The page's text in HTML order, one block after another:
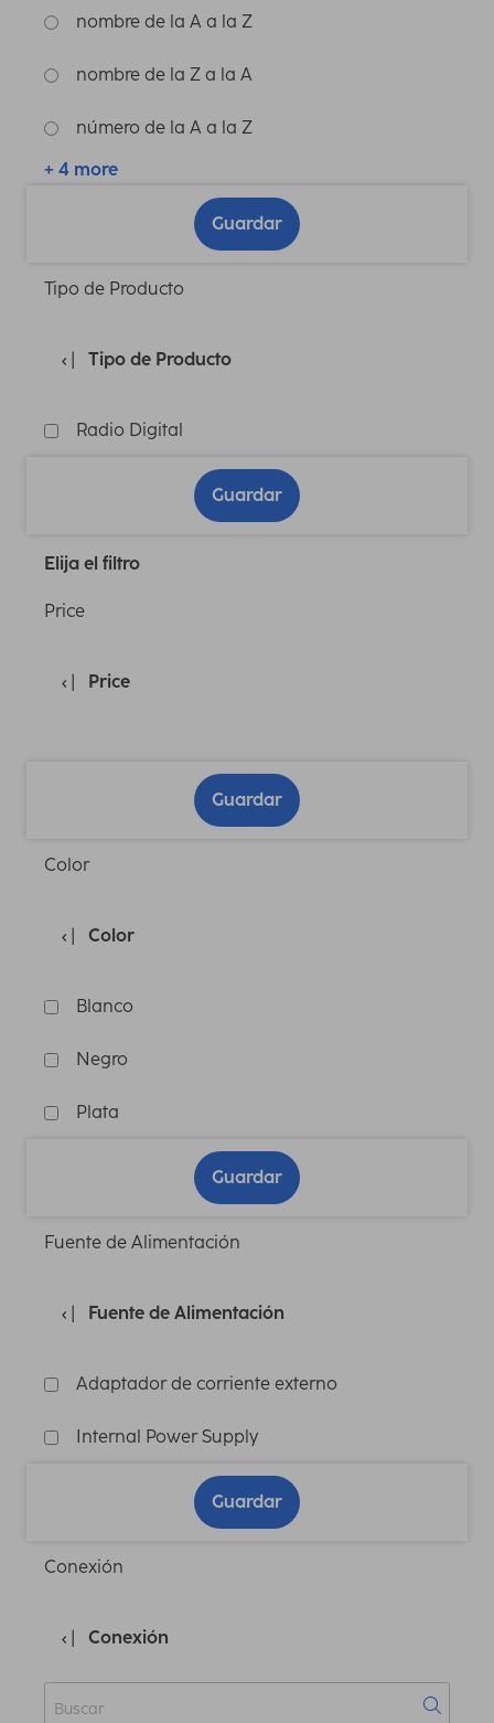
nombre de la A a la Z
nombre de la Z a la A
número de la A a la Z
+ 4 more
Guardar
Tipo de Producto
Tipo de Producto
Radio Digital
Guardar
Elija el filtro
Price
Price
Guardar
Color
Color
Blanco
Negro
Plata
Guardar
Fuente de Alimentación
Fuente de Alimentación
Adaptador de corriente externo
Internal Power Supply
Guardar
Conexión
Conexión